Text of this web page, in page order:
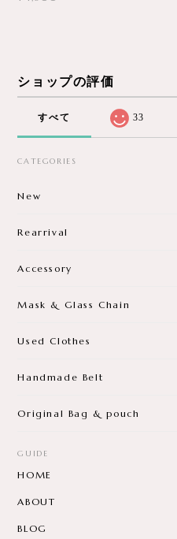
ショップの評価
すべて 33
CATEGORIES
New
Rearrival
Accessory
Mask & Glass Chain
Used Clothes
Handmade Belt
Original Bag & pouch
GUIDE
HOME
ABOUT
BLOG